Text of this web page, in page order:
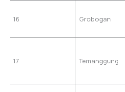
16 Grobogan
17 Temanggung